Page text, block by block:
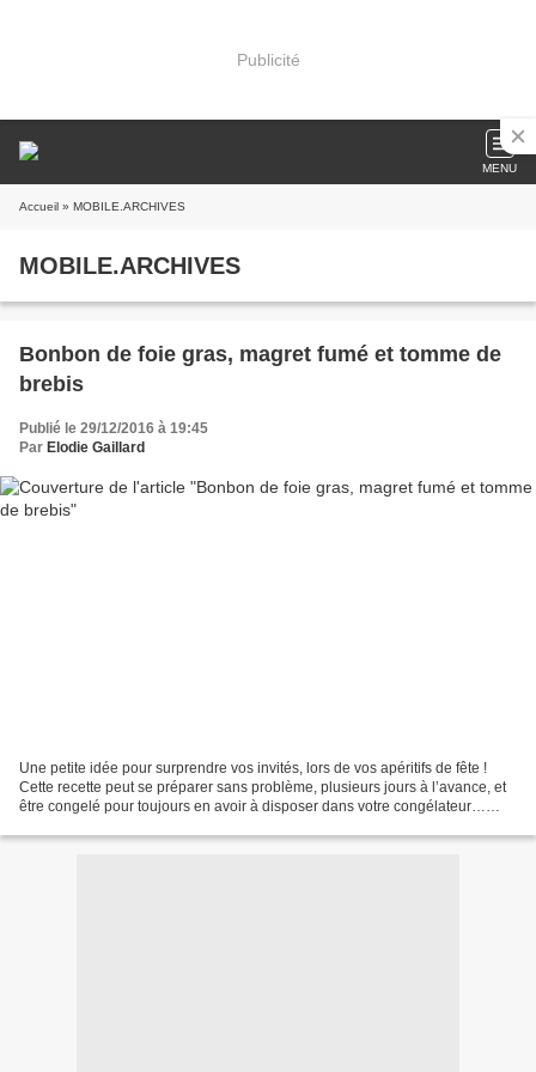
Publicité
MENU
Accueil » MOBILE.ARCHIVES
MOBILE.ARCHIVES
Bonbon de foie gras, magret fumé et tomme de
brebis
Publié le 29/12/2016 à 19:45
Par Elodie Gaillard
Une petite idée pour surprendre vos invités, lors de vos apéritifs de fête !
Cette recette peut se préparer sans problème, plusieurs jours à l’avance, et
être congelé pour toujours en avoir à disposer dans votre congélateur…